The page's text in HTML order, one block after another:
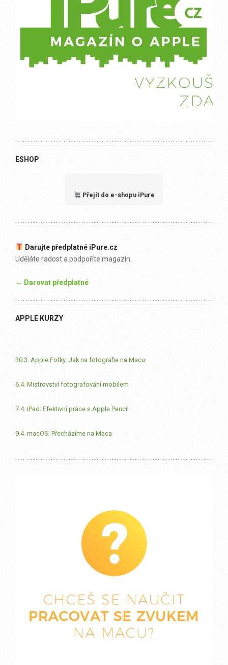
ESHOP
Přejít do e-shopu iPure
Darujte předplatné iPure.cz
Uděláte radost a podpoříte magazín.
→ Darovat předplatné
APPLE KURZY
30.3. Apple Fotky: Jak na fotografie na Macu
6.4. Mistrovství fotografování mobilem
7.4. iPad: Efektivní práce s Apple Pencil
9.4. macOS: Přecházíme na Maca